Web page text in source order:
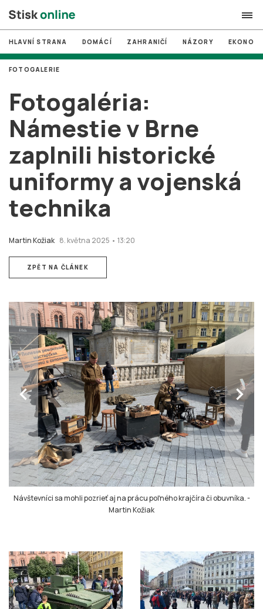
search
# MUNI
# Brno
# volby
login PŘIHLÁSIT SE
Zapomněli jste heslo?
HLAVNÍ STRANA DOMÁCÍ ZAHRANIČÍ NÁZORY
Fotogaléria:
Námestie v Brne
zaplnili historické
uniformy a vojenská
technika
Martin Kožiak 8. května 2025 • 13:20
FOTOGALERIE
ZPĚT NA ČLÁNEK
chevron_left chevron_right
Návštevníci sa mohli pozrieť aj na prácu poľného krajčíra či obuvníka.-
Martin Kožiak